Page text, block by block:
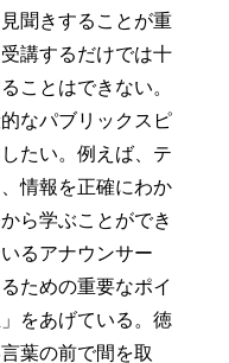
聞きすることが重
講するだけでは十
ことはできない。
なパブリックスピ
たい。例えば、テ
情報を正確にわか
ら学ぶことができ
るアナウンサー
ための重要なポイ
をあげている。徳
葉の前で間を取